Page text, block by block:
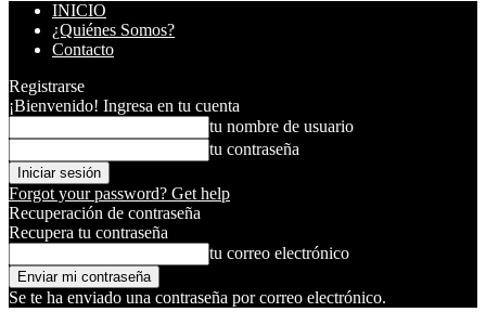
INICIO
¿Quiénes Somos?
Contacto
Registrarse
¡Bienvenido! Ingresa en tu cuenta
tu nombre de usuario
tu contraseña
Forgot your password? Get help
Recuperación de contraseña
Recupera tu contraseña
tu correo electrónico
Se te ha enviado una contraseña por correo electrónico.